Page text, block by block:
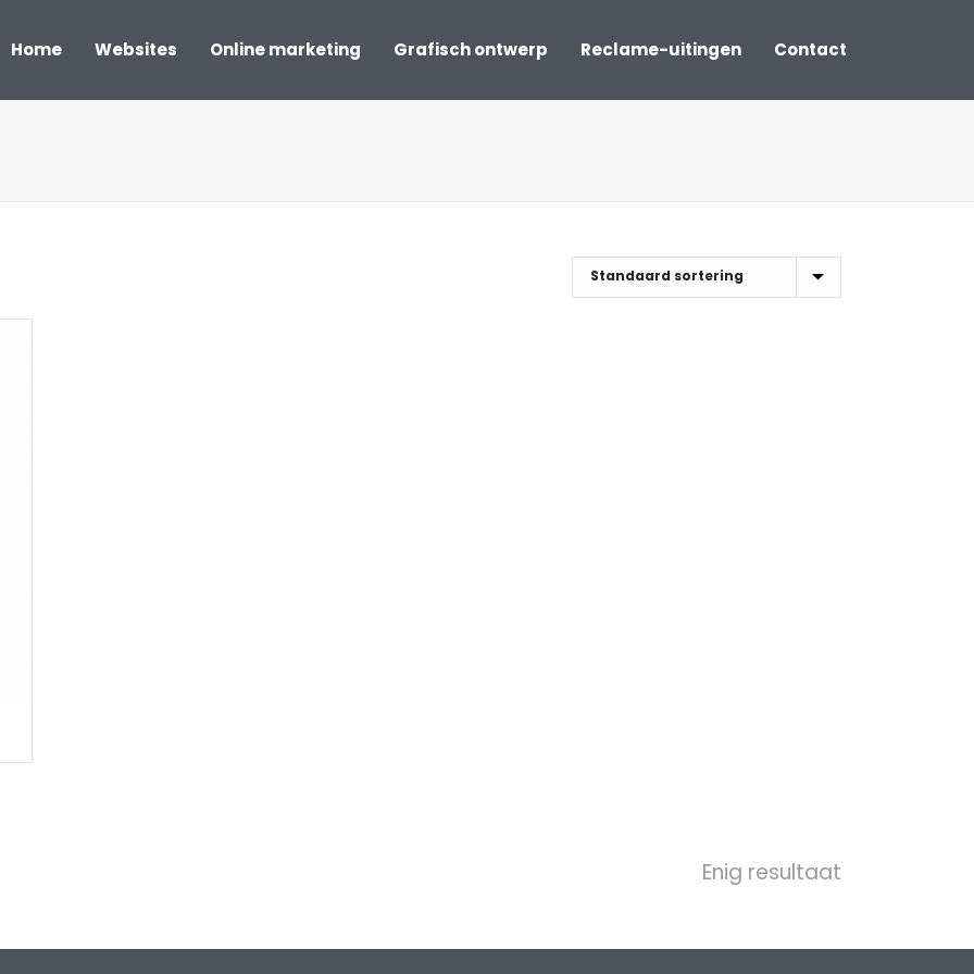
Home Websites Online marketing Grafisch ontwerp Reclame-uitingen Contact
Enig resultaat